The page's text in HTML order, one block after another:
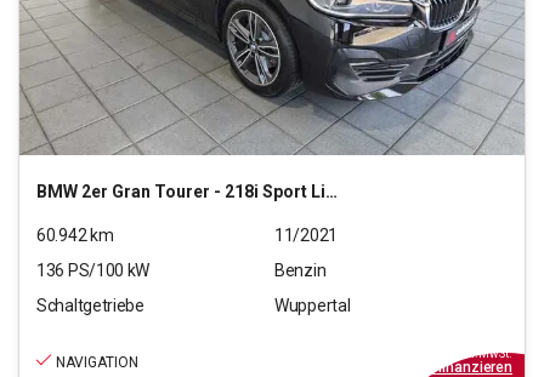
BMW 2er Gran Tourer - 218i Sport Line
60.942 km
11/2021
136 PS/100 kW
Benzin
Schaltgetriebe
Wuppertal
NAVIGATION
inkl.MwSt.
finanzieren